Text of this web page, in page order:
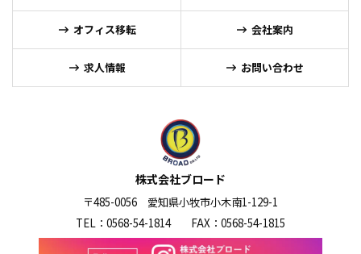
オフィス移転 会社案内
求人情報 お問い合わせ
株式会社ブロード
〒485-0056 愛知県小牧市小木南1-129-1
TEL：0568-54-1814
FAX：0568-54-1815